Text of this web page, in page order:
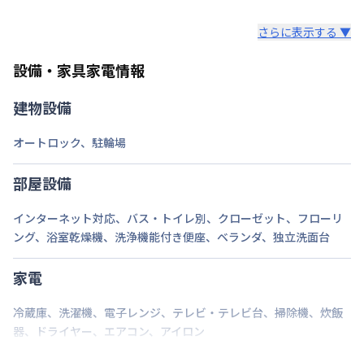
・24時間安心のコールセンターサポートをご用意し
・延長契約で１日刻みの延長OK！
・解除予告は１４日前！急な予定変更もご安心くださ
い。
・全部屋レイトチェックアウト付。翌日昼12時退去
すべて取り揃えています！
▼家電・家具
テレビ、ドライヤー、炊飯ジャー、洗濯機、掃除機、
ベッド、冷蔵庫、電子レンジ、照明、ケトル、コン
ロ、イス、テーブル、テレビ台、カーテンを標準装
備。
▼キッチン・掃除用品
コップ、スプーン、フォーク、お箸、しゃもじ、茶
碗・皿、洗濯用洗剤、洗濯カゴ、固形石鹸、石鹸スタ
ンド、スリッパ、トイレットペーパー、ゴミ箱、ゴミ
袋（45ℓ）、消臭剤、傘など
▼寝具・リネン
さらに表示する ▼
設備・家具家電情報
建物設備
オートロック、 駐輪場
部屋設備
インターネット対応、 バス・トイレ別、 クローゼット、 フローリ
ング、 浴室乾燥機、 洗浄機能付き便座、 ベランダ、 独立洗面台
家電
冷蔵庫、 洗濯機、 電子レンジ、 テレビ・テレビ台、 掃除機、 炊飯
器、 ドライヤー、 エアコン、 アイロン